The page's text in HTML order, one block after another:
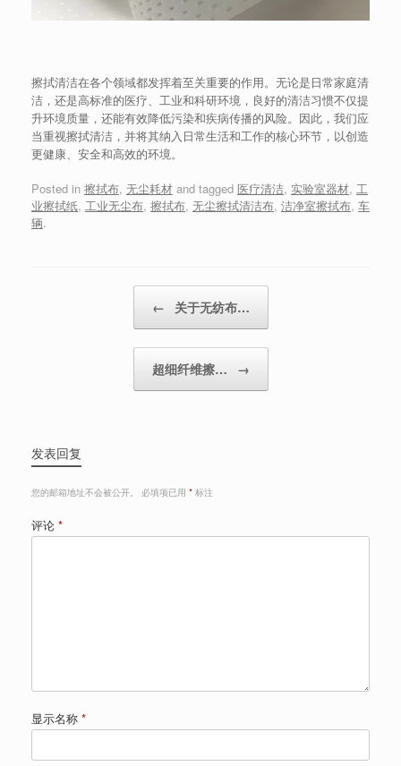
擦拭清洁在各个领域都发挥着至关重要的作用。无论是日常家庭清
洁，还是高标准的医疗、工业和科研环境，良好的清洁习惯不仅提
升环境质量，还能有效降低污染和疾病传播的风险。因此，我们应
当重视擦拭清洁，并将其纳入日常生活和工作的核心环节，以创造
更健康、安全和高效的环境。
Posted in 擦拭布, 无尘耗材 and tagged 医疗清洁, 实验室器材, 工
业擦拭纸, 工业无尘布, 擦拭布, 无尘擦拭清洁布, 洁净室擦拭布, 车
辆.
← 关于无纺布…
超细纤维擦… →
发表回复
您的邮箱地址不会被公开。 必填项已用 * 标注
评论 *
显示名称 *